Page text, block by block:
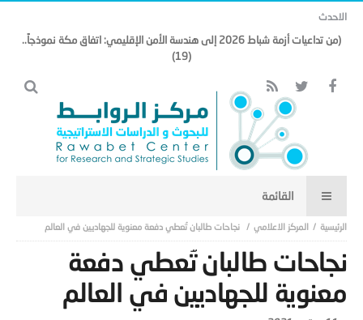
الاحدث
(من تداعيات أزمة شباط 2026 إلى هندسة الأمن الإقليمي: اتفاق مكة نموذجاً..
(19)
المركز الاعلامي نجاحات طالبان تُعطي دفعة معنوية للجهاديين في العالم
نجاحات طالبان تُعطي دفعة
معنوية للجهاديين في العالم